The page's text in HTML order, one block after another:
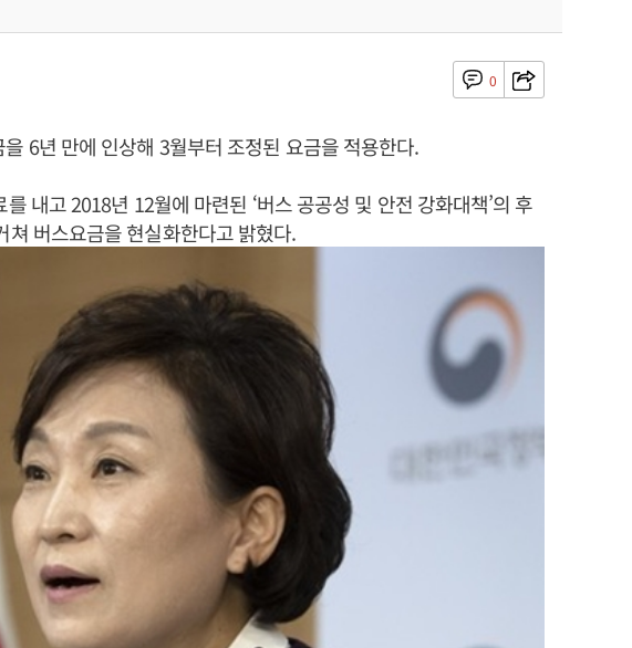
0
6년 만에 인상해 3월부터 조정된 요금을 적용한다.
내고 2018년 12월에 마련된 ‘버스 공공성 및 안전 강화대책’의 후
쳐 버스요금을 현실화한다고 밝혔다.